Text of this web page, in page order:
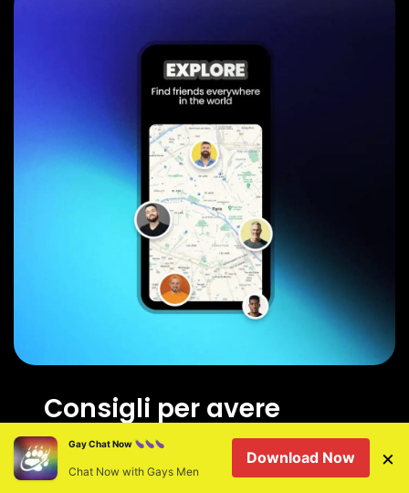
Consigli per avere
successo negli incontri
su BearWWW a
Gay Chat Now
Chat Now with Gays Men
Download Now ×